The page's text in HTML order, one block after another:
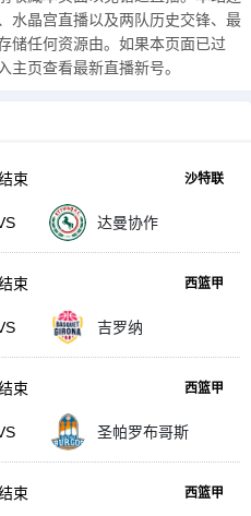
水晶宫直播以及两队历史交锋、最
储任何资源由。如果本页面已过
主页查看最新直播新号。
沙特联
达曼协作
束
西篮甲
吉罗纳
束
西篮甲
圣帕罗布哥斯
束
西篮甲
束